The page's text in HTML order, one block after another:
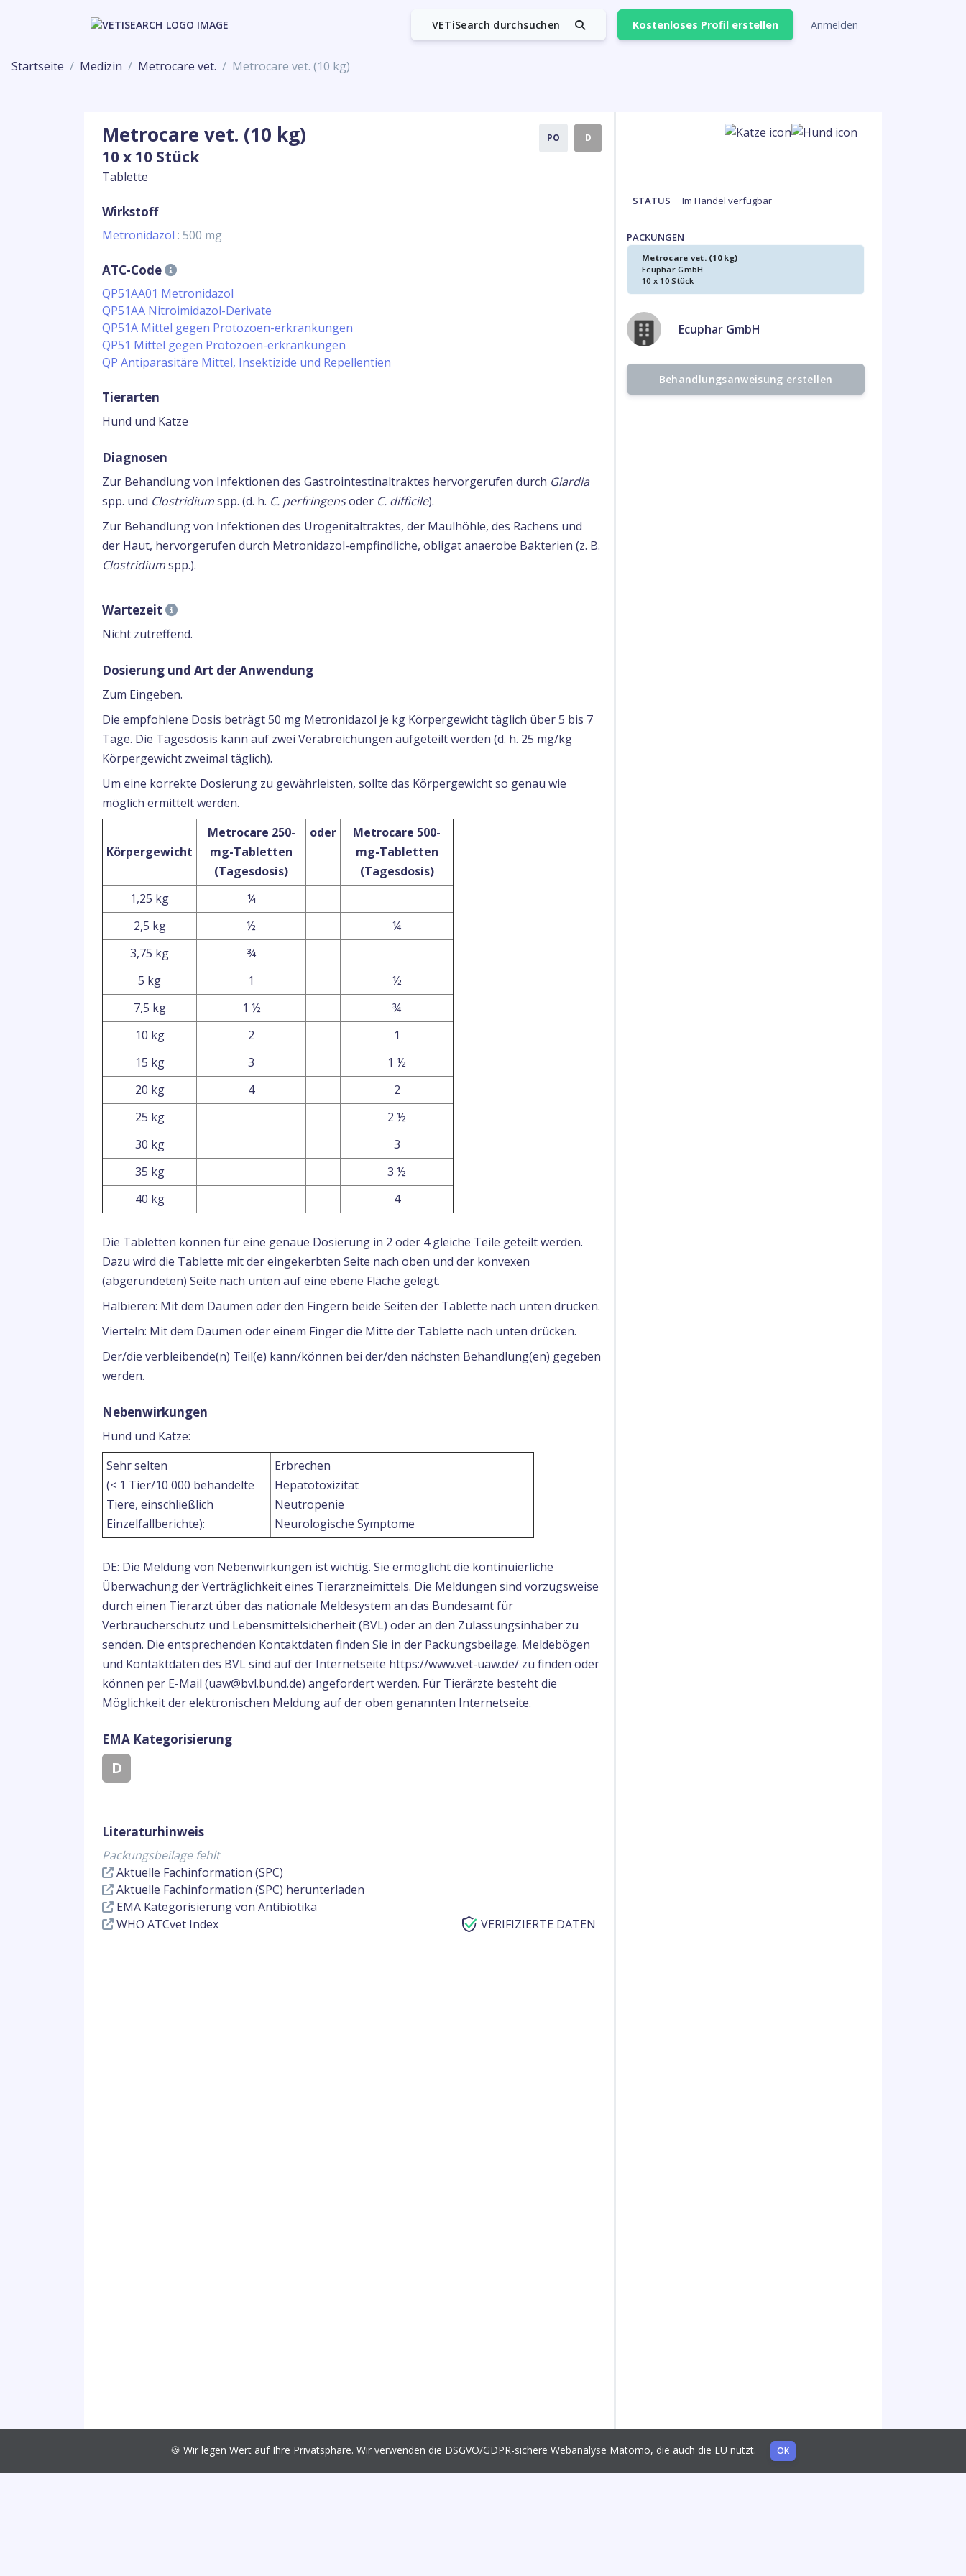
VETiSearch durchsuchen Kostenloses Profil erstellen Anmelden
Startseite Medizin Metrocare vet. Metrocare vet. (10 kg)
Metrocare vet. (10 kg)
10 x 10 Stück
Tablette
PO D
Wirkstoff
Metronidazol : 500 mg
ATC-Code
QP51AA01 Metronidazol
QP51AA Nitroimidazol-Derivate
QP51A Mittel gegen Protozoen-erkrankungen
QP51 Mittel gegen Protozoen-erkrankungen
QP Antiparasitäre Mittel, Insektizide und Repellentien
Tierarten
Hund und Katze
Diagnosen
Zur Behandlung von Infektionen des Gastrointestinaltraktes hervorgerufen durch Giardia
spp. und Clostridiumspp. (d. h. C. perfringensoder C. difficile).
Zur Behandlung von Infektionen des Urogenitaltraktes, der Maulhöhle, des Rachens und
der Haut, hervorgerufen durch Metronidazol-empfindliche, obligat anaerobe Bakterien (z. B.
Clostridiumspp.).
Wartezeit
Nicht zutreffend.
Dosierung und Art der Anwendung
Zum Eingeben.
Die empfohlene Dosis beträgt 50 mg Metronidazol je kg Körpergewicht täglich über 5 bis 7
Tage. Die Tagesdosis kann auf zwei Verabreichungen aufgeteilt werden (d. h. 25 mg/kg
Körpergewicht zweimal täglich).
Um eine korrekte Dosierung zu gewährleisten, sollte das Körpergewicht so genau wie
möglich ermittelt werden.
Körpergewicht
Metrocare 250-
mg-Tabletten
(Tagesdosis)
oder
Metrocare 500-
mg-Tabletten
(Tagesdosis)
1,25 kg
¼
2,5 kg
½
¼
3,75 kg
¾
5 kg
1
½
7,5 kg
1 ½
¾
10 kg
2
1
15 kg
3
1 ½
20 kg
4
2
25 kg
2 ½
30 kg
3
35 kg
3 ½
40 kg
4
Die Tabletten können für eine genaue Dosierung in 2 oder 4 gleiche Teile geteilt werden.
Dazu wird die Tablette mit der eingekerbten Seite nach oben und der konvexen
(abgerundeten) Seite nach unten auf eine ebene Fläche gelegt.
Halbieren: Mit dem Daumen oder den Fingern beide Seiten der Tablette nach unten drücken.
Vierteln: Mit dem Daumen oder einem Finger die Mitte der Tablette nach unten drücken.
Der/die verbleibende(n) Teil(e) kann/können bei der/den nächsten Behandlung(en) gegeben
werden.
Nebenwirkungen
Hund und Katze:
Sehr selten
(< 1 Tier/10 000 behandelte
Tiere, einschließlich
Einzelfallberichte):
Erbrechen
Hepatotoxizität
Neutropenie
Neurologische Symptome
DE: Die Meldung von Nebenwirkungen ist wichtig. Sie ermöglicht die kontinuierliche
Überwachung der Verträglichkeit eines Tierarzneimittels. Die Meldungen sind vorzugsweise
durch einen Tierarzt über das nationale Meldesystem an das Bundesamt für
Verbraucherschutz und Lebensmittelsicherheit (BVL) oder an den Zulassungsinhaber zu
senden. Die entsprechenden Kontaktdaten finden Sie in der Packungsbeilage. Meldebögen
und Kontaktdaten des BVL sind auf der Internetseite https://www.vet-uaw.de/ zu finden oder
können per E-Mail (uaw@bvl.bund.de) angefordert werden. Für Tierärzte besteht die
Möglichkeit der elektronischen Meldung auf der oben genannten Internetseite.
EMA Kategorisierung
D
Literaturhinweis
Packungsbeilage fehlt
Aktuelle Fachinformation (SPC)
Aktuelle Fachinformation (SPC) herunterladen
EMA Kategorisierung von Antibiotika
WHO ATCvet Index
VERIFIZIERTE DATEN
STATUS Im Handel verfügbar
PACKUNGEN
Metrocare vet. (10 kg)
Ecuphar GmbH
10 x 10 Stück
Ecuphar GmbH
Behandlungsanweisung erstellen
🍪 Wir legen Wert auf Ihre Privatsphäre. Wir verwenden die DSGVO/GDPR-sichere Webanalyse Matomo, die auch die EU nutzt. OK